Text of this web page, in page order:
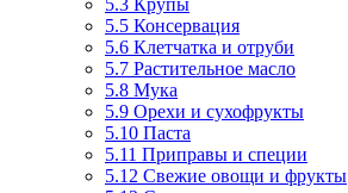
5.5 Консервация
5.6 Клетчатка и отруби
5.7 Растительное масло
5.8 Мука
5.9 Орехи и сухофрукты
5.10 Паста
5.11 Приправы и специи
5.12 Свежие овощи и фрукты